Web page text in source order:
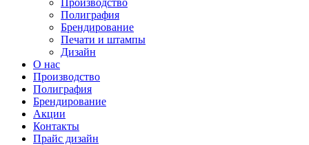
Производство
Полиграфия
Брендирование
Печати и штампы
Дизайн
О нас
Производство
Полиграфия
Брендирование
Акции
Контакты
Прайс дизайн